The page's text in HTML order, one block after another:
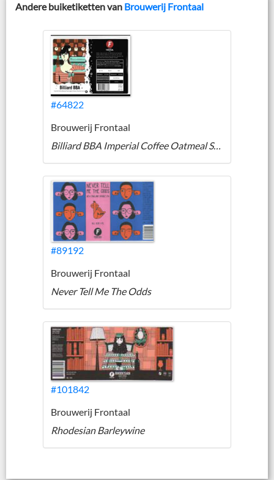
Andere buiketiketten van Brouwerij Frontaal
#64822
Brouwerij Frontaal
Billiard BBA Imperial Coffee Oatmeal Stout
#89192
Brouwerij Frontaal
Never Tell Me The Odds
#101842
Brouwerij Frontaal
Rhodesian Barleywine